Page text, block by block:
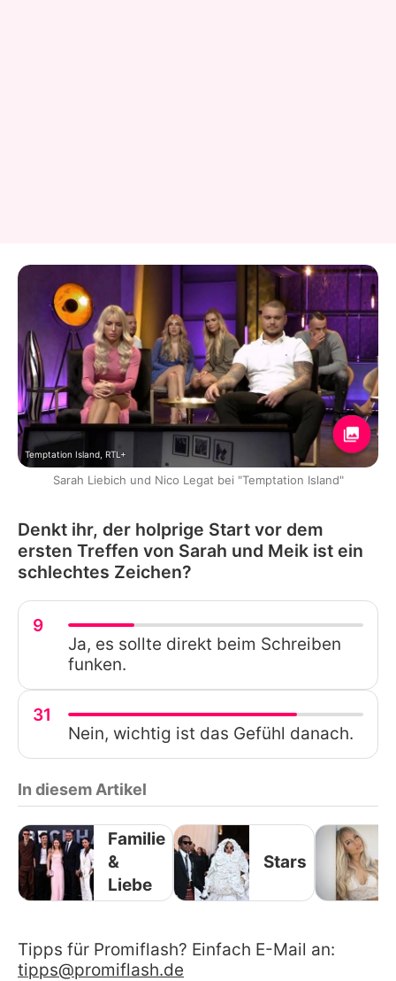
Temptation Island, RTL+
Sarah Liebich und Nico Legat bei "Temptation Island"
Denkt ihr, der holprige Start vor dem
ersten Treffen von Sarah und Meik ist ein
schlechtes Zeichen?
9
Ja, es sollte direkt beim Schreiben
funken.
31
Nein, wichtig ist das Gefühl danach.
In diesem Artikel
Familie
&
Liebe
Stars
Tipps für Promiflash? Einfach E-Mail an:
tipps@promiflash.de